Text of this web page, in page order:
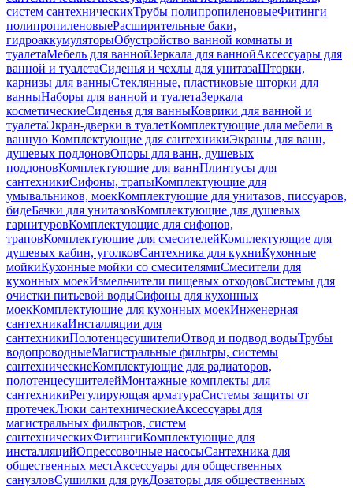
систем сантехническихТрубы полипропиленовыеФитинги
полипропиленовыеРасширительные баки,
гидроаккумуляторыОбустройство ванной комнаты и
туалетаМебель для ваннойЗеркала для ваннойАксессуары для
ванной и туалетаСиденья и чехлы для унитазаШторки,
карнизы для ванныСтеклянные, пластиковые шторки для
ванныНаборы для ванной и туалетаЗеркала
косметическиеСиденья для ванныКоврики для ванной и
туалетаЭкран-дверки в туалетКомплектующие для мебели в
ванную Комплектующие для сантехникиЭкраны для ванн,
душевых поддоновОпоры для ванн, душевых
поддоновКомплектующие для ваннПлинтусы для
сантехникиСифоны, трапыКомплектующие для
умывальников, моекКомплектующие для унитазов, писсуаров,
бидеБачки для унитазовКомплектующие для душевых
гарнитуровКомплектующие для сифонов,
траповКомплектующие для смесителейКомплектующие для
душевых кабин, уголковСантехника для кухниКухонные
мойкиКухонные мойки со смесителямиСмесители для
кухонных моекИзмельчители пищевых отходовСистемы для
очистки питьевой водыСифоны для кухонных
моекКомплектующие для кухонных моекИнженерная
сантехникаИнсталляции для
сантехникиПолотенцесушителиОтвод и подвод водыТрубы
водопроводныеМагистральные фильтры, системы
сантехническиеКомплектующие для радиаторов,
полотенцесушителейМонтажные комплекты для
сантехникиРегулирующая арматураСистемы защиты от
протечекЛюки сантехническиеАксессуары для
магистральных фильтров, систем
сантехническихФитингиКомплектующие для
инсталляцийОпрессовочные насосыСантехника для
общественных местАксессуары для общественных
санузловСушилки для рукДозаторы для общественных